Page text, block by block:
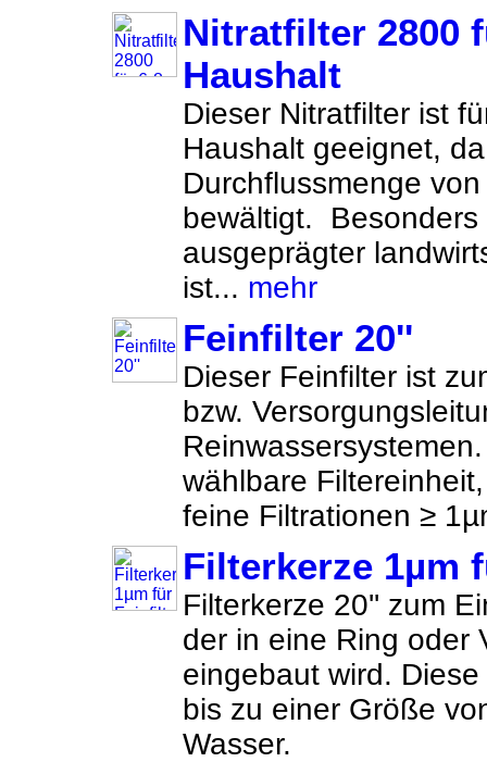
Nitratfilter 2800
Haushalt
Dieser Nitratfilter ist
Haushalt geeignet,
Durchflussmenge
bewältigt. Besonders
ausgeprägter
ist... mehr
Feinfilter 20''
Dieser Feinfilter ist
bzw.
wählbare
feine Filtrationen ≥
Filterkerze 1µm
Filterkerze 20'' zum
der in eine Ring oder
eingebaut wird.
bis zu einer Größe
Wasser.